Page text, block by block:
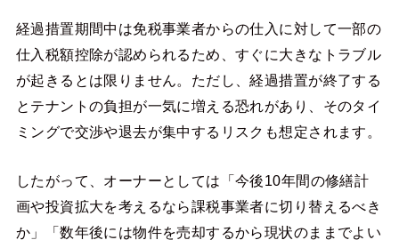
経過措置期間中は免税事業者からの仕入に対して一部の
仕入税額控除が認められるため、すぐに大きなトラブル
が起きるとは限りません。ただし、経過措置が終了する
とテナントの負担が一気に増える恐れがあり、そのタイ
ミングで交渉や退去が集中するリスクも想定されます。
したがって、オーナーとしては「今後10年間の修繕計
画や投資拡大を考えるなら課税事業者に切り替えるべき
か」「数年後には物件を売却するから現状のままでよい